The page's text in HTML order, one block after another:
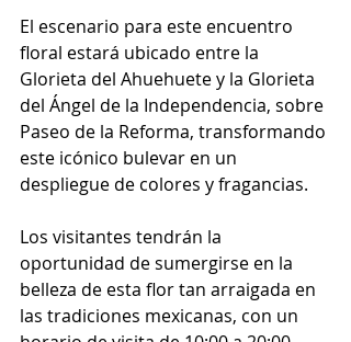
El escenario para este encuentro
floral estará ubicado entre la
Glorieta del Ahuehuete y la Glorieta
del Ángel de la Independencia, sobre
Paseo de la Reforma, transformando
este icónico bulevar en un
despliegue de colores y fragancias.
Los visitantes tendrán la
oportunidad de sumergirse en la
belleza de esta flor tan arraigada en
las tradiciones mexicanas, con un